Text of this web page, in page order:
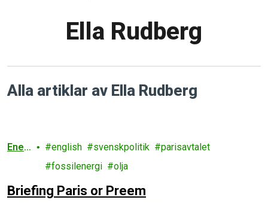
Ella Rudberg
Alla artiklar av Ella Rudberg
Ener
english svenskpolitik
parisavtalet
fossilenergi
olja
Briefing Paris or Preem